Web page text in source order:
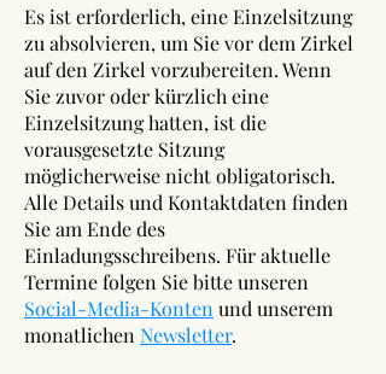
Es ist erforderlich, eine Einzelsitzung
zu absolvieren, um Sie vor dem Zirkel
auf den Zirkel vorzubereiten. Wenn
Sie zuvor oder kürzlich eine
Einzelsitzung hatten, ist die
vorausgesetzte Sitzung
möglicherweise nicht obligatorisch.
Alle Details und Kontaktdaten finden
Sie am Ende des
Einladungsschreibens. Für aktuelle
Termine folgen Sie bitte unseren
Social-Media-Konten und unserem
monatlichen Newsletter.